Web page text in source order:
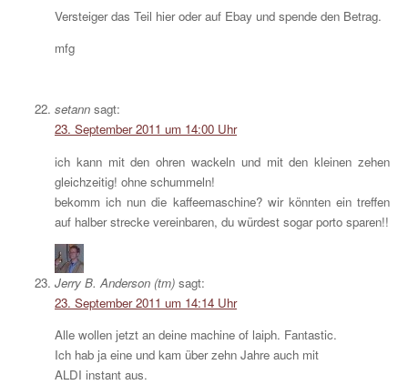
Versteiger das Teil hier oder auf Ebay und spende den Betrag.
mfg
setann sagt:
23. September 2011 um 14:00 Uhr
ich kann mit den ohren wackeln und mit den kleinen zehen
gleichzeitig! ohne schummeln!
bekomm ich nun die kaffeemaschine? wir könnten ein treffen
auf halber strecke vereinbaren, du würdest sogar porto sparen!!
Jerry B. Anderson (tm) sagt:
23. September 2011 um 14:14 Uhr
Alle wollen jetzt an deine machine of laiph. Fantastic.
Ich hab ja eine und kam über zehn Jahre auch mit
ALDI instant aus.